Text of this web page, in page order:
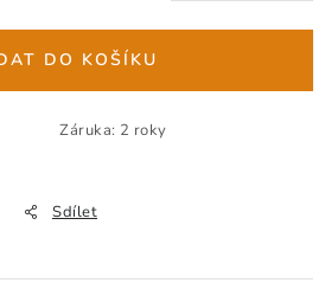
DO KOŠÍKU
Záruka: 2 roky
Sdílet